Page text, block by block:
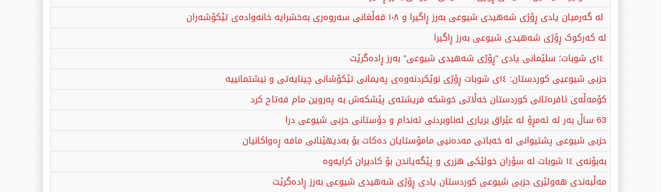
لە گەرمیان یادی ڕۆژی شەهیدی شیوعی بەرز ڕاگیرا و ١٠٨ قەڵغانی سەروەری بەخشرایە خانەوادەی تێکۆشەران
لە کەرکوک ڕۆژی شەهیدی شیوعی بەرز ڕاگیرا
حزبی شیوعیی كوردستان: ١٤ی شوبات ڕۆژی نوێكردنەوەی پەیمانی تێكۆشانی چینایەتی و نیشتمانییە
کۆمەڵەی ئافرەتانی کوردستان خەڵاتی خوشکە فریشتەی پێشکەش بە پەروین مام فەتاح کرد
63 ساڵ بەر لە ئەمڕۆ لە عێراق بریاری لەناوبردنی ئەندام و دۆستانی حزبی شیوعی درا
حزبی شیوعی پشتیوانی لە خەباتی مەدەنیی مامۆستایان دەكات بۆ بەدیهێنانی مافە ڕەواكانیان
بەبۆنەی ۱٤ شوبات لە سۆران خولێکی هزری و پێگەیاندن بۆ کادیران کرایەوە
مەڵبەندی هەولێری حزبی شیوعی کوردستان یادی ڕۆژی شەهیدی شیوعی بەرز ڕادەگرێت